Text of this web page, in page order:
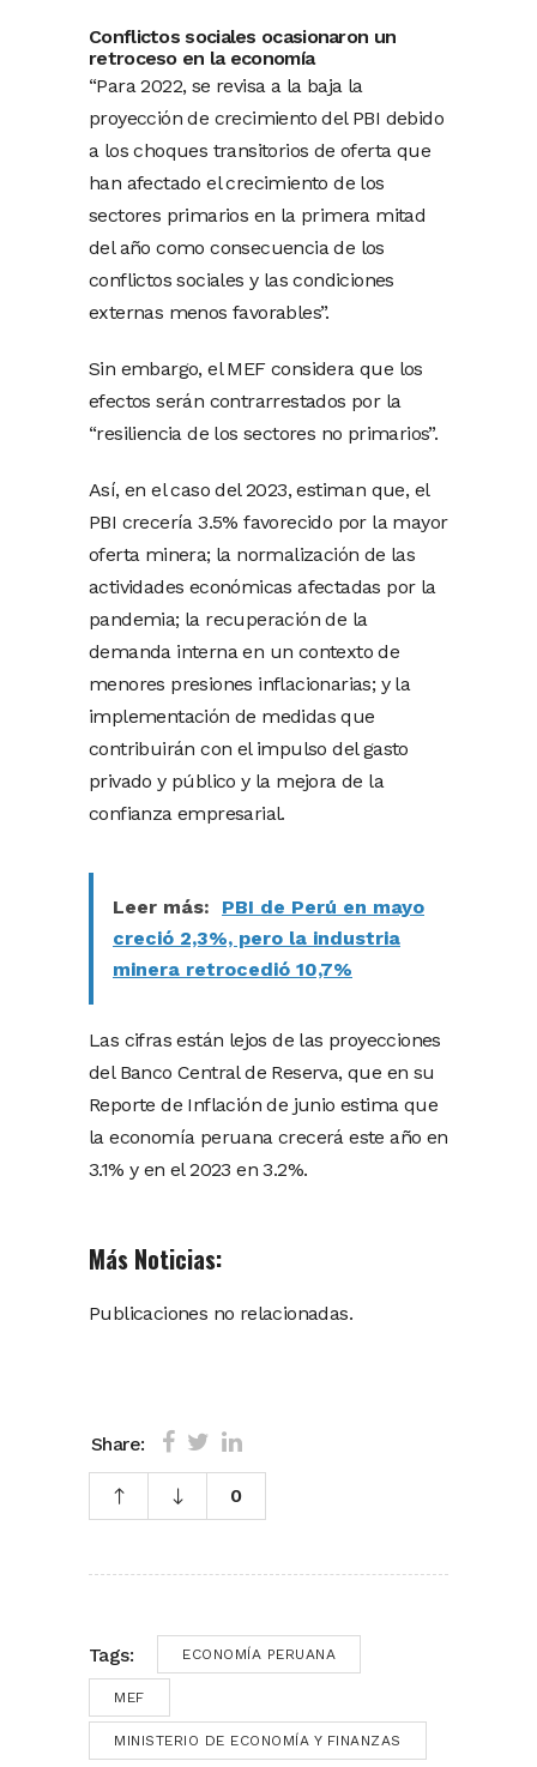
Conflictos sociales ocasionaron un
retroceso en la economía
“Para 2022, se revisa a la baja la
proyección de crecimiento del PBI debido
a los choques transitorios de oferta que
han afectado el crecimiento de los
sectores primarios en la primera mitad
del año como consecuencia de los
conflictos sociales y las condiciones
externas menos favorables”.
Sin embargo, el MEF considera que los
efectos serán contrarrestados por la
“resiliencia de los sectores no primarios”.
Así, en el caso del 2023, estiman que, el
PBI crecería 3.5% favorecido por la mayor
oferta minera; la normalización de las
actividades económicas afectadas por la
pandemia; la recuperación de la
demanda interna en un contexto de
menores presiones inflacionarias; y la
implementación de medidas que
contribuirán con el impulso del gasto
privado y público y la mejora de la
confianza empresarial.
Leer más:
PBI de Perú en mayo
creció 2,3%, pero la industria
minera retrocedió 10,7%
Las cifras están lejos de las proyecciones
del Banco Central de Reserva, que en su
Reporte de Inflación de junio estima que
la economía peruana crecerá este año en
3.1% y en el 2023 en 3.2%.
Más Noticias:
Publicaciones no relacionadas.
Share:
0
Tags: ECONOMÍA PERUANA
MEF
MINISTERIO DE ECONOMÍA Y FINANZAS